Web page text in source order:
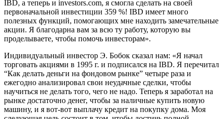
IBD, а теперь и investors.com, я смогла сделать на своей
первоначальной инвестиции 359 %! IBD имеет много
полезных функций, помогающих мне находить замечательные
акции. Я благодарна вам за всю ту работу, которую вы
проделываете, чтобы помочь инвесторам».
Индивидуальный инвестор Э. Бобок сказал нам: «Я начал
торговать акциями в 1995 г. и подписался на IBD. Я перечитал
“Как делать деньги на фондовом рынке” четыре раза и
ежегодно анализировал свои неудачные сделки, чтобы
научиться не делать того, чего не надо. Теперь я заработал на
рынке достаточно денег, чтобы за наличные купить новую
машину, и я вот-вот выплачу кредит на покупку дома. Моя